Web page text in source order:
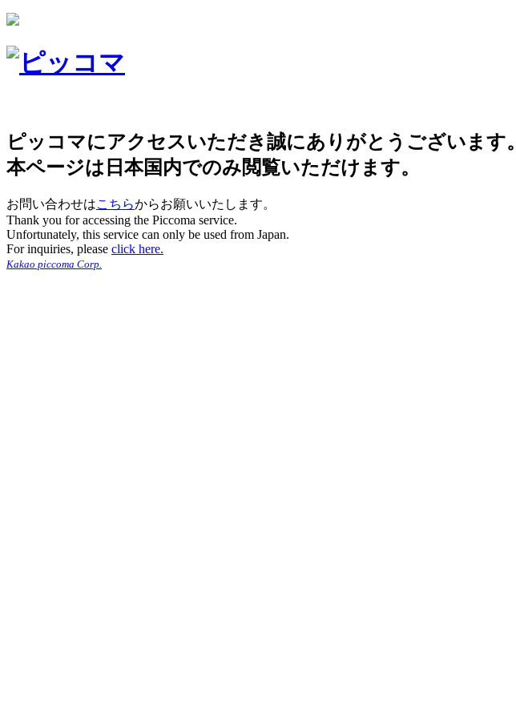
ピッコマにアクセスいただき誠にありがとうございます。
本ページは日本国内でのみ閲覧いただけます。
お問い合わせはこちらからお願いいたします。
Thank you for accessing the Piccoma service.
Unfortunately, this service can only be used from Japan.
For inquiries, please click here.
Kakao piccoma Corp.